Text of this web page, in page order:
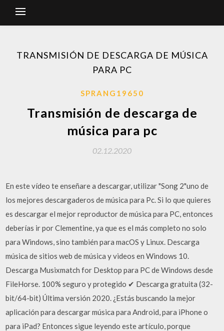
TRANSMISIÓN DE DESCARGA DE MÚSICA
PARA PC
SPRANG19650
Transmisión de descarga de
música para pc
02.12.2020
En este vídeo te enseñare a descargar, utilizar "Song 2"uno de
los mejores descargaderos de música para Pc. Si lo que quieres
es descargar el mejor reproductor de música para PC, entonces
deberías ir por Clementine, ya que es el más completo no solo
para Windows, sino también para macOS y Linux. Descarga
música de sitios web de música y videos en Windows 10.
Descarga Musixmatch for Desktop para PC de Windows desde
FileHorse. 100% seguro y protegido ✔ Descarga gratuita (32-
bit/64-bit) Última versión 2020. ¿Estás buscando la mejor
aplicación para descargar música para Android, para iPhone o
para iPad? Entonces sigue leyendo este artículo, porque